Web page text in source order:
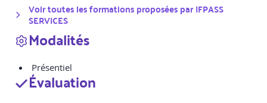
Voir toutes les formations proposées parIFPASS
SERVICES
Modalités
Présentiel
Évaluation